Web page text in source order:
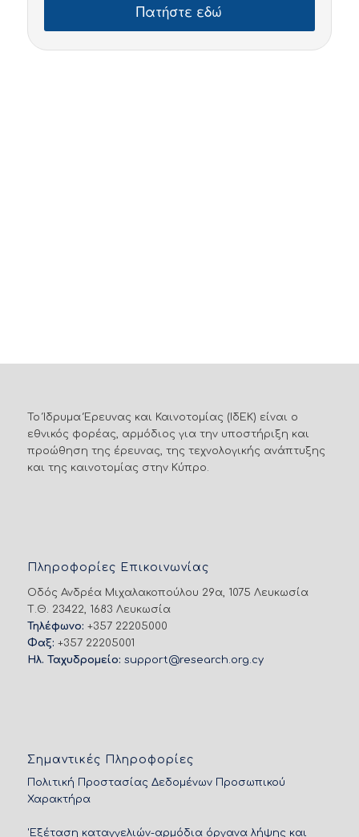
Πατήστε εδώ
Το Ίδρυμα Έρευνας και Καινοτομίας (ΙδΕΚ) είναι ο
εθνικός φορέας, αρμόδιος για την υποστήριξη και
προώθηση της έρευνας, της τεχνολογικής ανάπτυξης
και της καινοτομίας στην Κύπρο.
Πληροφορίες Επικοινωνίας
Οδός Ανδρέα Μιχαλακοπούλου 29α, 1075 Λευκωσία
Τ.Θ. 23422, 1683 Λευκωσία
Τηλέφωνο: +357 22205000
Φαξ: +357 22205001
Ηλ. Ταχυδρομείο: support@research.org.cy
Σημαντικές Πληροφορίες
Πολιτική Προστασίας Δεδομένων Προσωπικού
Χαρακτήρα
'Εξέταση καταγγελιών-αρμόδια όργανα λήψης και